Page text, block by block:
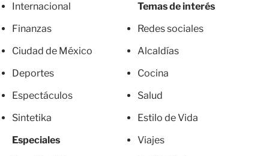
Internacional
Finanzas
Ciudad de México
Deportes
Espectáculos
Sintetika
Especiales
Temas de interés
Redes sociales
Alcaldías
Cocina
Salud
Estilo de Vida
Viajes